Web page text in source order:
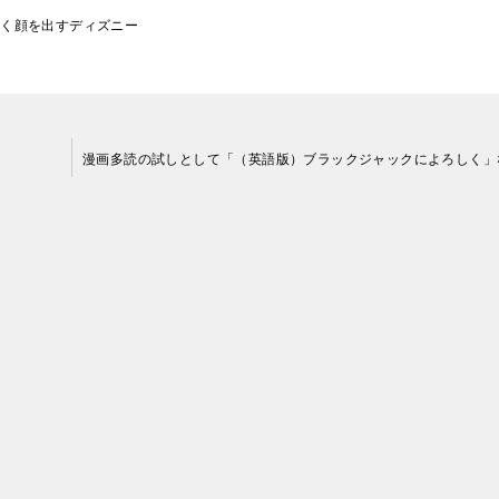
顔を出すディズニー